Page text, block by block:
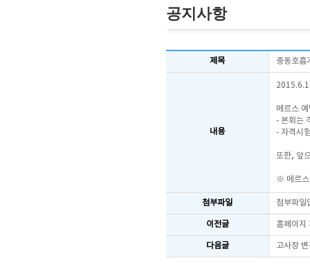
공지사항
제목 중동호흡
내용
메르스
- 본회는
- 자격시
또한, 앞
※ 메르스
첨부파일 첨부파일
이전글 홈페이지
다음글 고사장